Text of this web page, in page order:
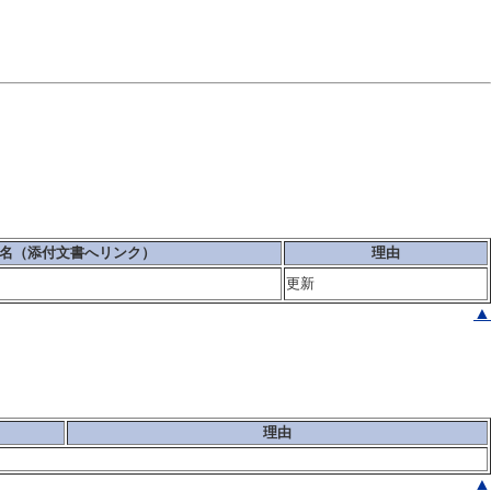
（添付文書へリンク）
理由
更新
▲
理由
▲